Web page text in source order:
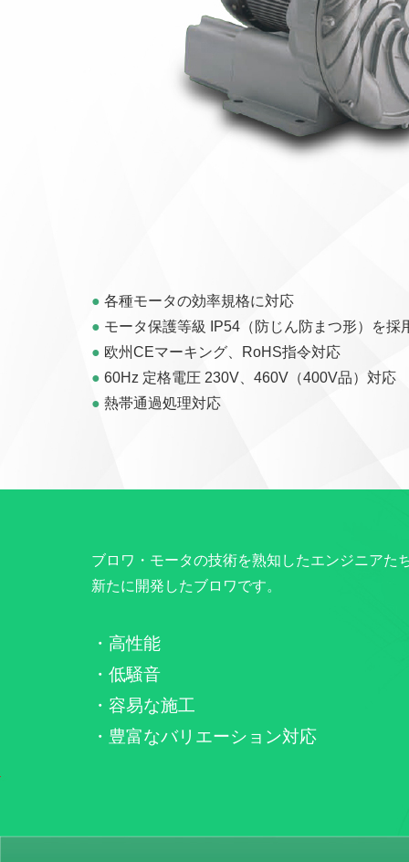
● 各種モータの効率規格に対応
● モータ保護等級 IP54（防じん防まつ形）を採
● 欧州CEマーキング、RoHS指令対応
● 60Hz 定格電圧 230V、460V（400V品）対応
● 熱帯通過処理対応
ブロワ・モータの技術を熟知したエンジニアた
新たに開発したブロワです。
・高性能
・低騒音
・容易な施工
・豊富なバリエーション対応